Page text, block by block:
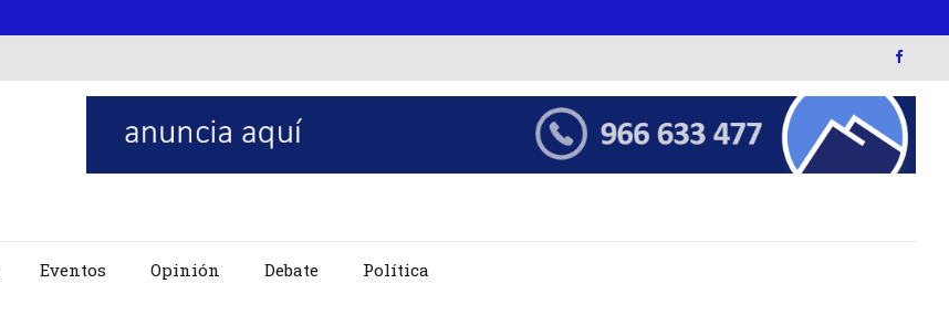
Eventos Opinión Debate Política